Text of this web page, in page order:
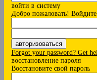
войти в систему
Добро пожаловать!
Forgot your password? Get
восстановление пароля
Восстановите свой пароль